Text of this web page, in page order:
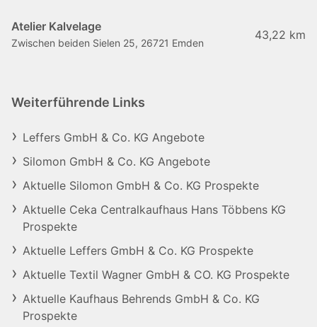
Atelier Kalvelage
Zwischen beiden Sielen 25, 26721 Emden
43,22 km
Weiterführende Links
Leffers GmbH & Co. KG Angebote
Silomon GmbH & Co. KG Angebote
Aktuelle Silomon GmbH & Co. KG Prospekte
Aktuelle Ceka Centralkaufhaus Hans Többens KG
Prospekte
Aktuelle Leffers GmbH & Co. KG Prospekte
Aktuelle Textil Wagner GmbH & CO. KG Prospekte
Aktuelle Kaufhaus Behrends GmbH & Co. KG
Prospekte